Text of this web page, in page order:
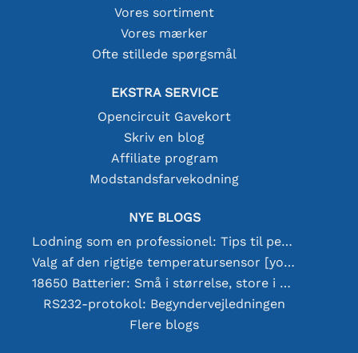
Vores sortiment
Vores mærker
Ofte stillede spørgsmål
EKSTRA SERVICE
Opencircuit Gavekort
Skriv en blog
Affiliate program
Modstandsfarvekodning
NYE BLOGS
Lodning som en professionel: Tips til perfekte elektroniske forbindelser
Valg af den rigtige temperatursensor [youtube]
18650 Batterier: Små i størrelse, store i ydeevne
RS232-protokol: Begyndervejledningen
Flere blogs